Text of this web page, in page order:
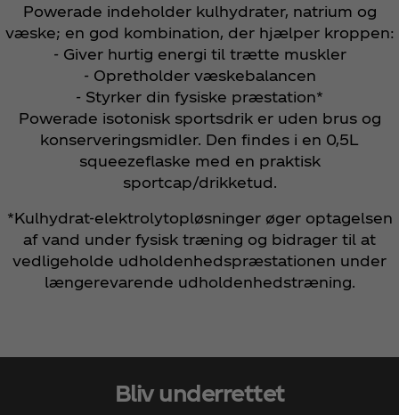
Powerade indeholder kulhydrater, natrium og
væske; en god kombination, der hjælper kroppen:
- Giver hurtig energi til trætte muskler
- Opretholder væskebalancen
- Styrker din fysiske præstation*
Powerade isotonisk sportsdrik er uden brus og
konserveringsmidler. Den findes i en 0,5L
squeezeflaske med en praktisk
sportcap/drikketud.
*Kulhydrat-elektrolytopløsninger øger optagelsen
af vand under fysisk træning og bidrager til at
vedligeholde udholdenhedspræstationen under
længerevarende udholdenhedstræning.
Bliv underrettet